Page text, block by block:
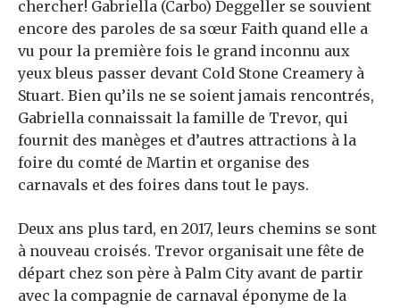
chercher! Gabriella (Carbo) Deggeller se souvient
encore des paroles de sa sœur Faith quand elle a
vu pour la première fois le grand inconnu aux
yeux bleus passer devant Cold Stone Creamery à
Stuart. Bien qu’ils ne se soient jamais rencontrés,
Gabriella connaissait la famille de Trevor, qui
fournit des manèges et d’autres attractions à la
foire du comté de Martin et organise des
carnavals et des foires dans tout le pays.
Deux ans plus tard, en 2017, leurs chemins se sont
à nouveau croisés. Trevor organisait une fête de
départ chez son père à Palm City avant de partir
avec la compagnie de carnaval éponyme de la